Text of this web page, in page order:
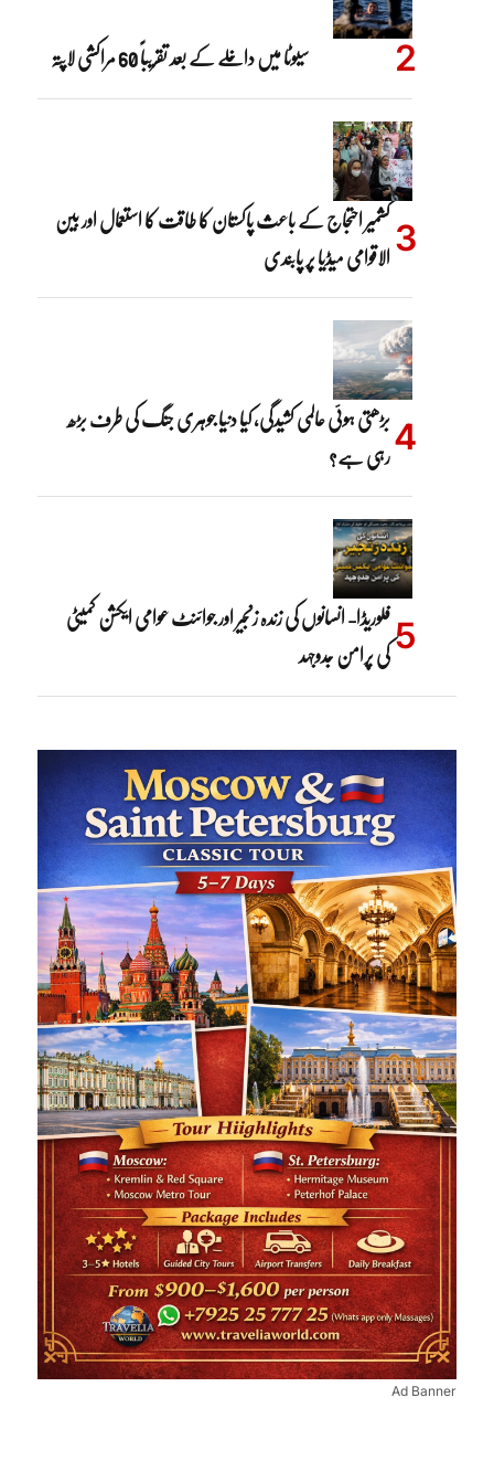
سیوٹا میں داخلے کے بعد تقریباً 60 مراکشی لاپتہ
کشمیر احتجاج کے باعث پاکستان کا طاقت کا استعمال اور بین
الاقوامی میڈیا پر پابندی
بڑھتی ہوئی عالمی کشیدگی، کیا دنیا جوہری جنگ کی طرف بڑھ
رہی ہے؟
فلوریڈا- انسانوں کی زندہ زنجیر اور جوائنٹ عوامی ایکشن کمیٹی
کی پرامن جدوجہد
Ad Banner